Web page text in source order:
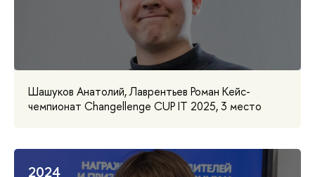
Шашуков Анатолий, Лаврентьев Роман Кейс-
чемпионат Changellenge CUP IT 2025, 3 место
2024